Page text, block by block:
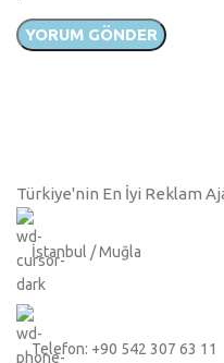
Türkiye'nin En İyi Reklam
İstanbul / Muğla
Telefon: +90 542 307 63 11